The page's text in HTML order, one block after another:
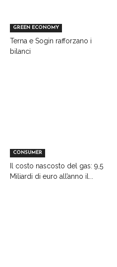
GREEN ECONOMY
Terna e Sogin rafforzano i
bilanci
CONSUMER
Il costo nascosto del gas: 9,5
Miliardi di euro all’anno il...